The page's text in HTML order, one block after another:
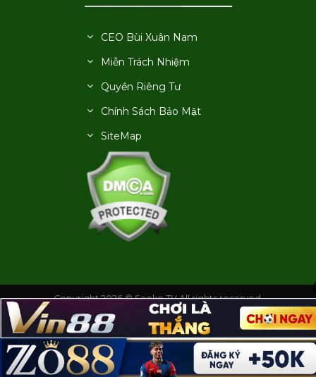
CEO Bùi Xuân Nam
Miễn Trách Nhiệm
Quyền Riêng Tư
Chính Sách Bảo Mật
SiteMap
Copyright 2026 © Saoke TV All rights reserved.